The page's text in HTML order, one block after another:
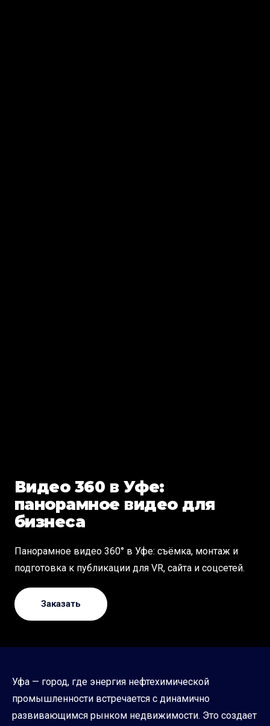
Видео 360 в Уфе:
панорамное видео для
бизнеса
Панорамное видео 360° в Уфе: съёмка, монтаж и
подготовка к публикации для VR, сайта и соцсетей.
Заказать
Уфа — город, где энергия нефтехимической
промышленности встречается с динамично
развивающимся рынком недвижимости. Это создает